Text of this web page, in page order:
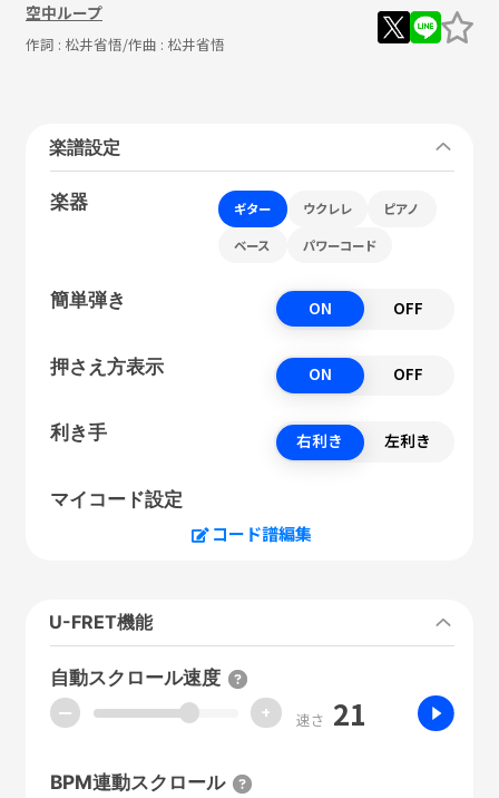
空中ループ
作詞 : 松井省悟/作曲 : 松井省悟
楽譜設定
楽器 ギター ウクレレ ピアノ
ベース パワーコード
簡単弾き ON OFF
押さえ方表示 ON OFF
利き手 右利き 左利き
マイコード設定
コード譜編集
U-FRET機能
自動スクロール速度
ー + 速さ 21
BPM連動スクロール